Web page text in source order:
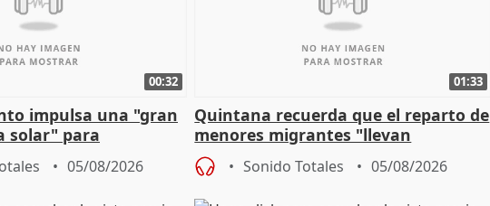
00:32
impulsa una "gran
solar" para
05/08/2026
01:33
Quintana recuerda que el reparto de
menores migrantes "llevan
aportación del Gobierno" central
Sonido Totales 05/08/2026